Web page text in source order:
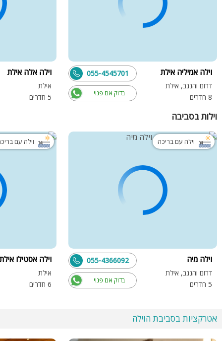
וילה אמיליה אילת
דרום והנגב, אילת
8 חדרים
בדוק אם פנוי
055-4545701 וילה אלה אילת
אילת
5 חדרים
וילות בסביבה
וילה עם בריכה
וילה מיה
דרום והנגב, אילת
5 חדרים
בדוק אם פנוי
055-4366092
וילה עם
וילה אסטילו אילת
אילת
6 חדרים
אטרקציות בסביבת הוילה